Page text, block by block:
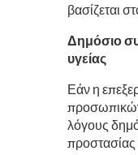
βασίζεται
Δημόσιο
υγείας
Εάν η
προσωπικών
λόγους
προστασίας